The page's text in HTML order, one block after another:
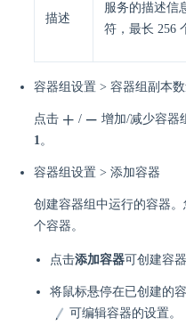
描述
服务的描述信
符，最长 256
容器组设置 > 容器组副本
点击 /
增加/减少容器
1。
容器组设置 > 添加容器
创建容器组中运行的容器
个容器。
点击添加容器可创建容器
将鼠标悬停在已创建的
可编辑容器的设置。